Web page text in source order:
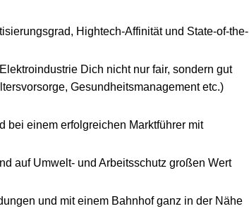
Hightech-Affinität und State-of-the-
Dich nicht nur fair, sondern gut
Gesundheitsmanagement etc.)
bei einem erfolgreichen Marktführer mit
auf Umwelt- und Arbeitsschutz großen Wert
und mit einem Bahnhof ganz in der Nähe